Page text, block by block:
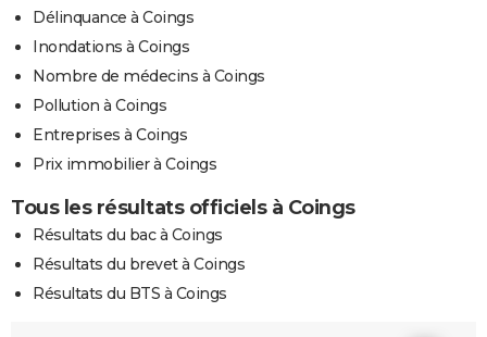
Délinquance à Coings
Inondations à Coings
Nombre de médecins à Coings
Pollution à Coings
Entreprises à Coings
Prix immobilier à Coings
Tous les résultats officiels à Coings
Résultats du bac à Coings
Résultats du brevet à Coings
Résultats du BTS à Coings